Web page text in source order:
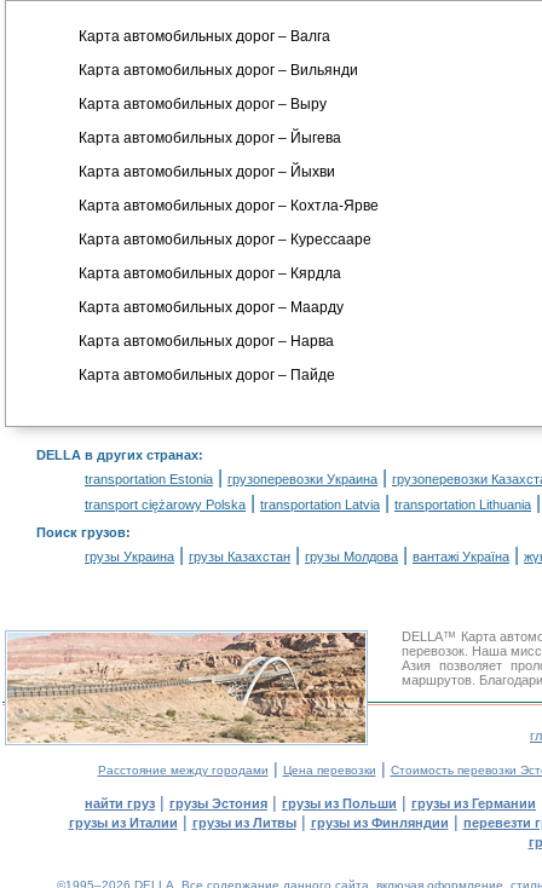
Карта автомобильных дорог – Валга
Карта автомобильных дорог – Вильянди
Карта автомобильных дорог – Выру
Карта автомобильных дорог – Йыгева
Карта автомобильных дорог – Йыхви
Карта автомобильных дорог – Кохтла-Ярве
Карта автомобильных дорог – Курессааре
Карта автомобильных дорог – Кярдла
Карта автомобильных дорог – Маарду
Карта автомобильных дорог – Нарва
Карта автомобильных дорог – Пайде
DELLA в других странах:
transportation Estonia
грузоперевозки Украина
грузоперевозки
transport ciężarowy Polska
transportation Latvia transportation Lithuania
Поиск грузов:
грузы Украина
грузы Казахстан грузы Молдова вантажі Україна
DELLA™ Карта
перевозок. Наша
Азия позволяет
маршрутов.
Расстояние между городами | Цена перевозки | Стоимость перевозки
найти груз | грузы Эстония | грузы из Польши | грузы из Германии
грузы из Италии | грузы из Литвы| грузы из Финляндии | перевезти
©1995–2026 DELLA. Все содержание данного сайта, включая оформление,